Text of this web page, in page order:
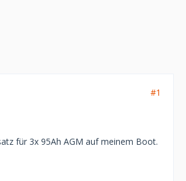
#1
für 3x 95Ah AGM auf meinem Boot.